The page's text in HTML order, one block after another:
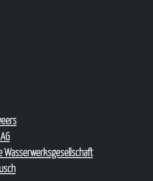
Wasserwerksgesellschaft